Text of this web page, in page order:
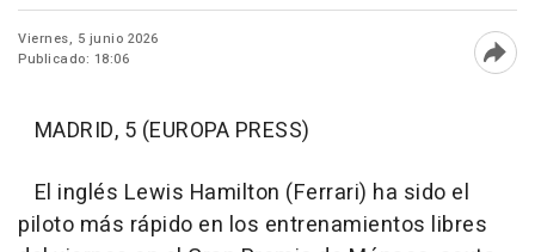
Viernes, 5 junio 2026
Publicado: 18:06
MADRID, 5 (EUROPA PRESS)
El inglés Lewis Hamilton (Ferrari) ha sido el
piloto más rápido en los entrenamientos libres